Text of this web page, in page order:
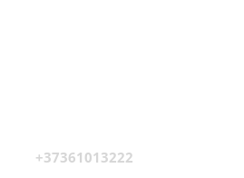
+37361013222